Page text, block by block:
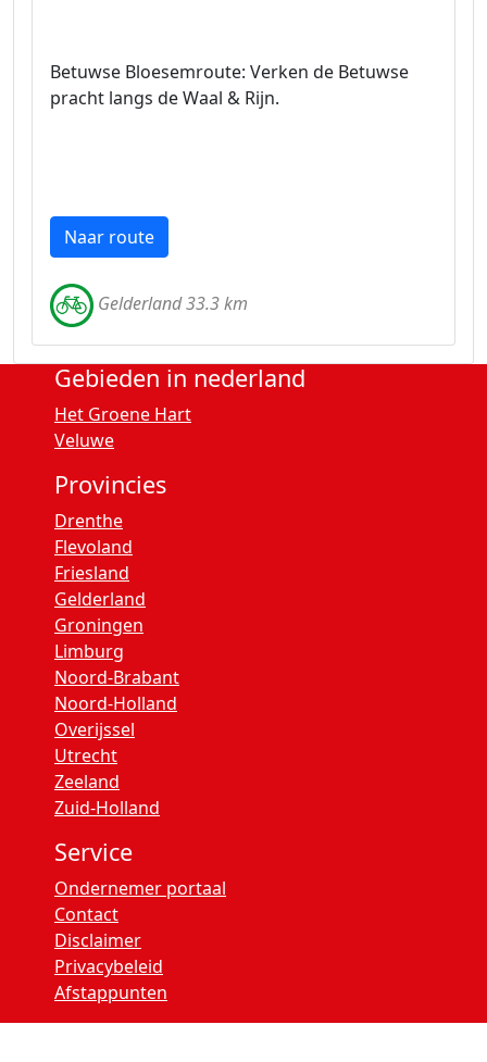
Betuwse Bloesemroute: Verken de Betuwse
pracht langs de Waal & Rijn.
Naar route
Gelderland 33.3 km
Gebieden in nederland
Het Groene Hart
Veluwe
Provincies
Drenthe
Flevoland
Friesland
Gelderland
Groningen
Limburg
Noord-Brabant
Noord-Holland
Overijssel
Utrecht
Zeeland
Zuid-Holland
Service
Ondernemer portaal
Contact
Disclaimer
Privacybeleid
Afstappunten